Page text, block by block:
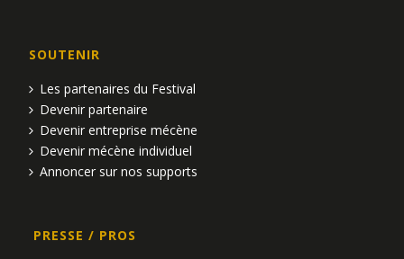
SOUTENIR
Les partenaires du Festival
Devenir partenaire
Devenir entreprise mécène
Devenir mécène individuel
Annoncer sur nos supports
PRESSE / PROS